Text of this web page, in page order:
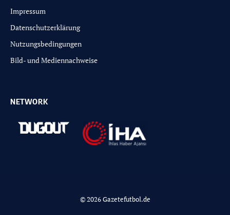
Impressum
Datenschutzerklärung
Nutzungsbedingungen
Bild- und Mediennachweise
NETWORK
© 2026 Gazetefutbol.de